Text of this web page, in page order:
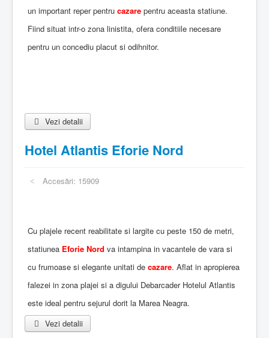
un important reper pentru cazare pentru aceasta statiune.
Fiind situat intr-o zona linistita, ofera conditiile necesare
pentru un concediu placut si odihnitor.
Vezi detalii
Hotel Atlantis Eforie Nord
Accesări: 15909
Cu plajele recent reabilitate si largite cu peste 150 de metri,
statiunea Eforie Nord va intampina in vacantele de vara si
cu frumoase si elegante unitati de cazare. Aflat in apropierea
falezei in zona plajei si a digului Debarcader Hotelul Atlantis
este ideal pentru sejurul dorit la Marea Neagra.
Vezi detalii